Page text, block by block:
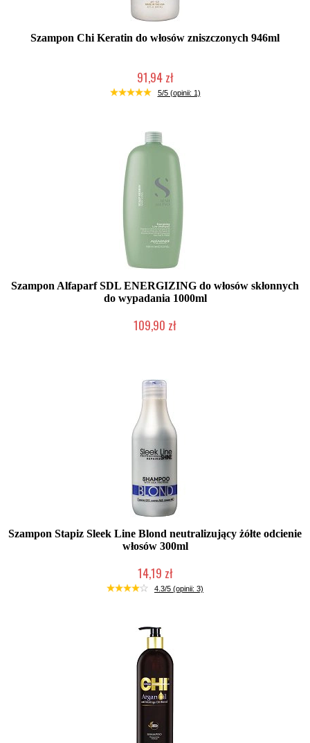
Szampon Chi Keratin do włosów zniszczonych 946ml
91,94 zł
Duża ilość (wysyłka w 24h)
5/5 (opinii: 1)
Szampon Alfaparf SDL ENERGIZING do włosów skłonnych
do wypadania 1000ml
109,90 zł
Szampon Stapiz Sleek Line Blond neutralizujący żółte odcienie
włosów 300ml
14,19 zł
Duża ilość (wysyłka w 24h)
4.3/5 (opinii: 3)